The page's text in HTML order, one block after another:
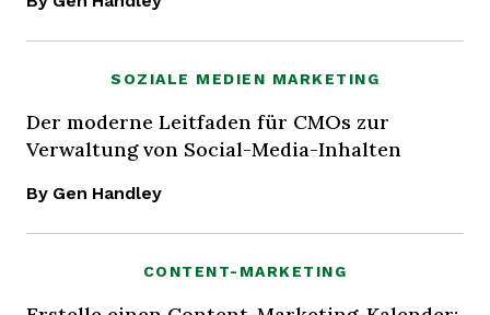
SOZIALE MEDIEN MARKETING
Der moderne Leitfaden für CMOs zur
Verwaltung von Social-Media-Inhalten
By Gen Handley
CONTENT-MARKETING